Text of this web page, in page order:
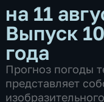
на 11
Выпуск
года
Прогноз погоды
представляет